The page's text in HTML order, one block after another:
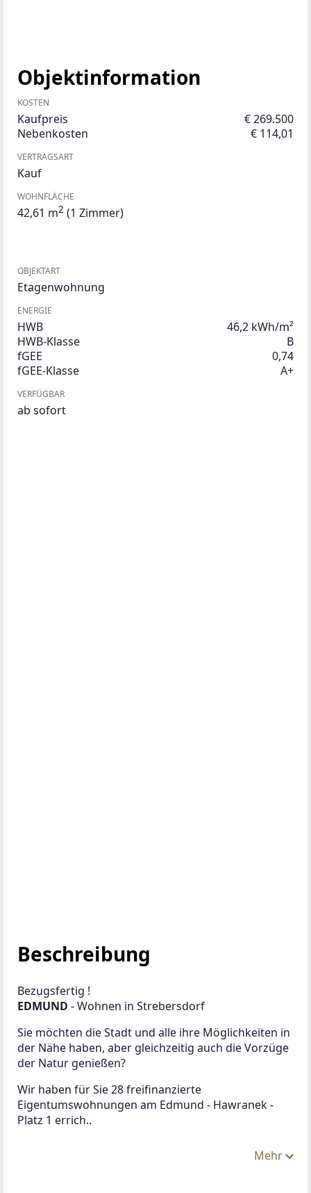
Objektinformation
KOSTEN
Kaufpreis
€ 269.500
Nebenkosten
€ 114,01
VERTRAGSART
Kauf
WOHNFLÄCHE
42,61 m2 (1 Zimmer)
OBJEKTART
Etagenwohnung
ENERGIE
HWB
46,2 kWh/m²
HWB-Klasse
B
fGEE
0,74
fGEE-Klasse
A+
VERFÜGBAR
ab sofort
Beschreibung
Bezugsfertig !
EDMUND - Wohnen in Strebersdorf
Sie möchten die Stadt und alle ihre Möglichkeiten in
der Nähe haben, aber gleichzeitig auch die Vorzüge
der Natur genießen?
Wir haben für Sie 28 freifinanzierte
Eigentumswohnungen am Edmund - Hawranek -
Platz 1 errich..
Mehr